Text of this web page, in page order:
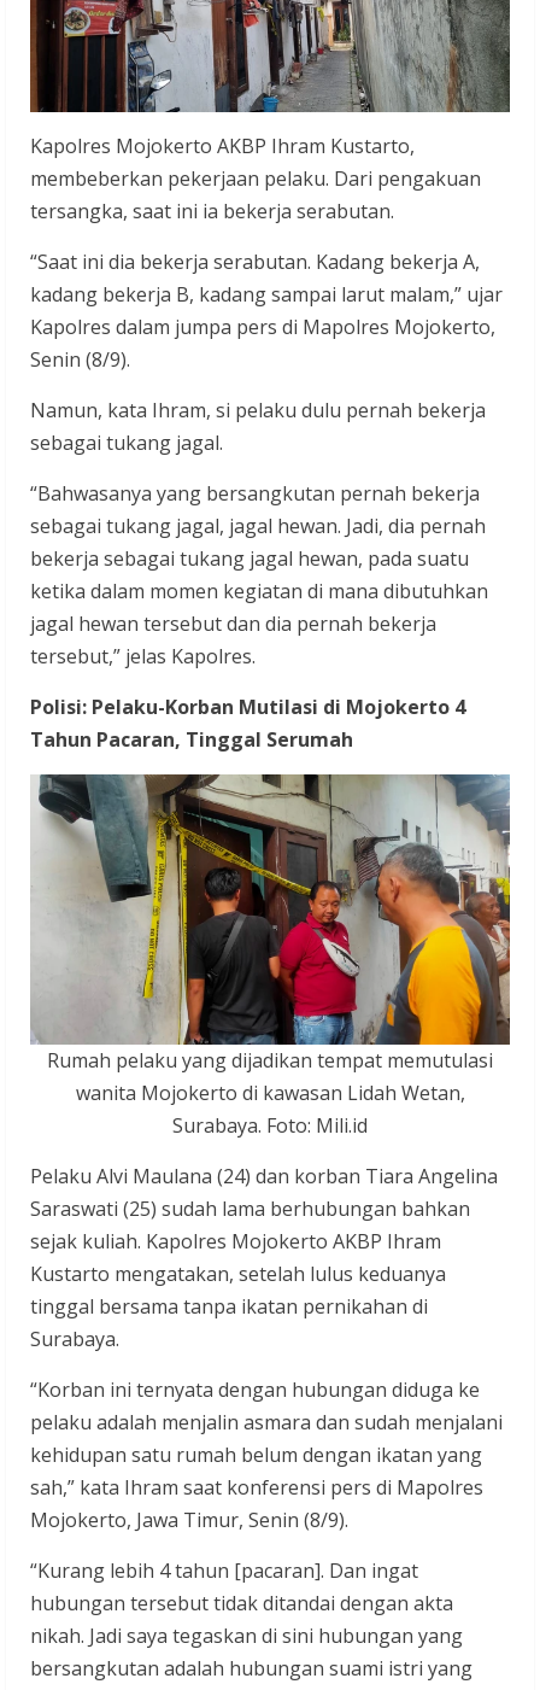
Kapolres Mojokerto AKBP Ihram Kustarto,
membeberkan pekerjaan pelaku. Dari pengakuan
tersangka, saat ini ia bekerja serabutan.
“Saat ini dia bekerja serabutan. Kadang bekerja A,
kadang bekerja B, kadang sampai larut malam,” ujar
Kapolres dalam jumpa pers di Mapolres Mojokerto,
Senin (8/9).
Namun, kata Ihram, si pelaku dulu pernah bekerja
sebagai tukang jagal.
“Bahwasanya yang bersangkutan pernah bekerja
sebagai tukang jagal, jagal hewan. Jadi, dia pernah
bekerja sebagai tukang jagal hewan, pada suatu
ketika dalam momen kegiatan di mana dibutuhkan
jagal hewan tersebut dan dia pernah bekerja
tersebut,” jelas Kapolres.
Polisi: Pelaku-Korban Mutilasi di Mojokerto 4
Tahun Pacaran, Tinggal Serumah
Rumah pelaku yang dijadikan tempat memutulasi
wanita Mojokerto di kawasan Lidah Wetan,
Surabaya. Foto: Mili.id
Pelaku Alvi Maulana (24) dan korban Tiara Angelina
Saraswati (25) sudah lama berhubungan bahkan
sejak kuliah. Kapolres Mojokerto AKBP Ihram
Kustarto mengatakan, setelah lulus keduanya
tinggal bersama tanpa ikatan pernikahan di
Surabaya.
“Korban ini ternyata dengan hubungan diduga ke
pelaku adalah menjalin asmara dan sudah menjalani
kehidupan satu rumah belum dengan ikatan yang
sah,” kata Ihram saat konferensi pers di Mapolres
Mojokerto, Jawa Timur, Senin (8/9).
“Kurang lebih 4 tahun [pacaran]. Dan ingat
hubungan tersebut tidak ditandai dengan akta
nikah. Jadi saya tegaskan di sini hubungan yang
bersangkutan adalah hubungan suami istri yang